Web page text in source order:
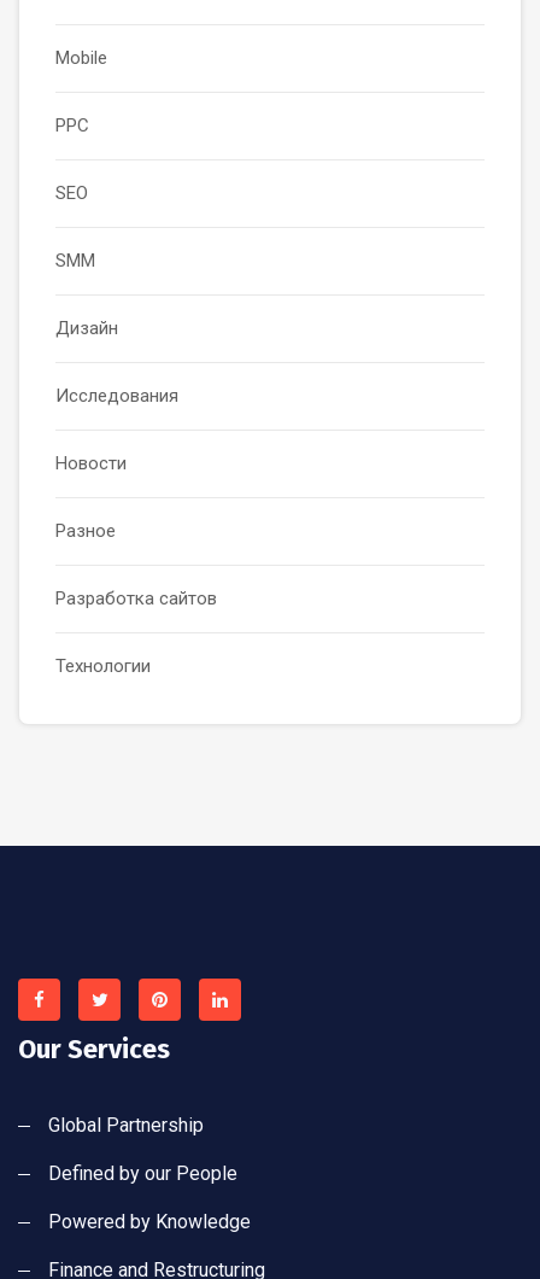
Mobile
PPC
SEO
SMM
Дизайн
Исследования
Новости
Разное
Разработка сайтов
Технологии
Our Services
Global Partnership
Defined by our People
Powered by Knowledge
Finance and Restructuring